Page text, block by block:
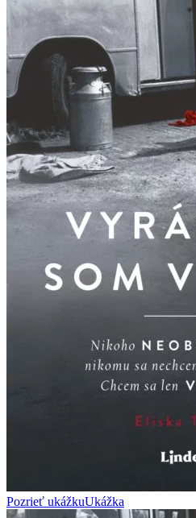
Pozrieť ukážkuUkážka